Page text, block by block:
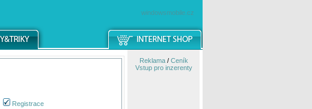
windowsmobile.cz
Registrace
Reklama/ Ceník
Vstup pro inzerenty